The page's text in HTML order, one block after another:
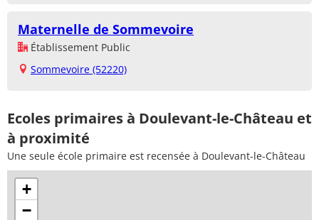
Maternelle de Sommevoire
Établissement Public
Sommevoire (52220)
Ecoles primaires à Doulevant-le-Château et
à proximité
Une seule école primaire est recensée à Doulevant-le-Château
+
−